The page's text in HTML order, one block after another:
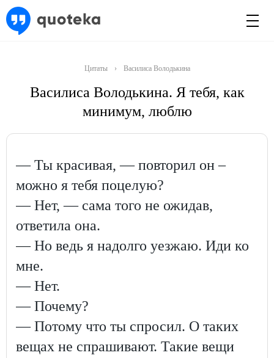
Цитаты › Василиса Володькина
Василиса Володькина. Я тебя, как
минимум, люблю
— Ты красивая, — повторил он –
можно я тебя поцелую?
— Нет, — сама того не ожидав,
ответила она.
— Но ведь я надолго уезжаю. Иди ко
мне.
— Нет.
— Почему?
— Потому что ты спросил. О таких
вещах не спрашивают. Такие вещи